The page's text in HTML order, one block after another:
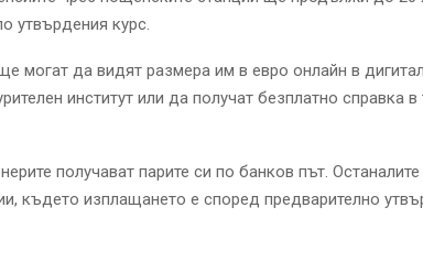
утвърдения курс.
могат да видят размера им в евро онлайн в
институт или да получат безплатно справка в
получават парите си по банков път.
където изплащането е според предварително